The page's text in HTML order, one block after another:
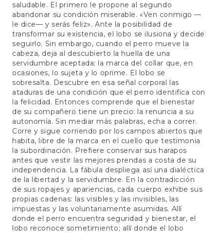
saludable. El primero le propone al segundo
abandonar su condición miserable. «Ven conmigo —
le dice— y serás feliz». Ante la posibilidad de
transformar su existencia, el lobo se ilusiona y decide
seguirlo. Sin embargo, cuando el perro mueve la
cabeza, deja al descubierto la huella de una
servidumbre aceptada: la marca del collar que, en
ocasiones, lo sujeta y lo oprime. El lobo se
sobresalta. Descubre en esa señal corporal las
ataduras de una condición que el perro identifica con
la felicidad. Entonces comprende que el bienestar
de su compañero tiene un precio: la renuncia a su
autonomía. Sin mediar más palabras, echa a correr.
Corre y sigue corriendo por los campos abiertos que
habita, libre de la marca en el cuello que testimonia
la subordinación. Prefiere conservar sus harapos
antes que vestir las mejores prendas a costa de su
independencia. La fábula despliega así una dialéctica
de la libertad y la servidumbre. En la contradicción
de sus ropajes y apariencias, cada cuerpo exhibe sus
propias cadenas: las visibles y las invisibles, las
impuestas y las voluntariamente asumidas. Allí
donde el perro encuentra seguridad y bienestar, el
lobo reconoce sometimiento; allí donde el lobo